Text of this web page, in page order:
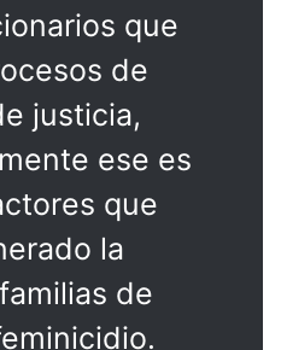
que
de
justicia,
ese es
que
la
de